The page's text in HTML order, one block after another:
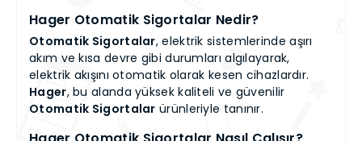
Hager Otomatik Sigortalar Nedir?
Otomatik Sigortalar, elektrik sistemlerinde aşırı
akım ve kısa devre gibi durumları algılayarak,
elektrik akışını otomatik olarak kesen cihazlardır.
Hager, bu alanda yüksek kaliteli ve güvenilir
Otomatik Sigortalar ürünleriyle tanınır.